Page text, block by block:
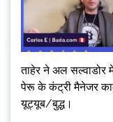
ताहेर ने अल सल्वाडोर
पेरू के कंट्री मैनेजर
यूट्यूब/बुद्ध।